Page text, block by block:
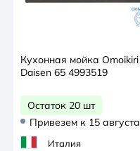
Кухонная мойка Omoikiri
Daisen 65 4993519
Остаток 20 шт
Привезем к 15 августа
Италия